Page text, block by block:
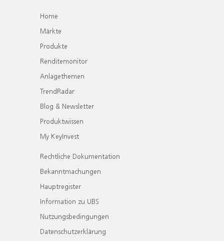
Home
Märkte
Produkte
Renditemonitor
Anlagethemen
TrendRadar
Blog & Newsletter
Produktwissen
My KeyInvest
Rechtliche Dokumentation
Bekanntmachungen
Hauptregister
Information zu UBS
Nutzungsbedingungen
Datenschutzerklärung